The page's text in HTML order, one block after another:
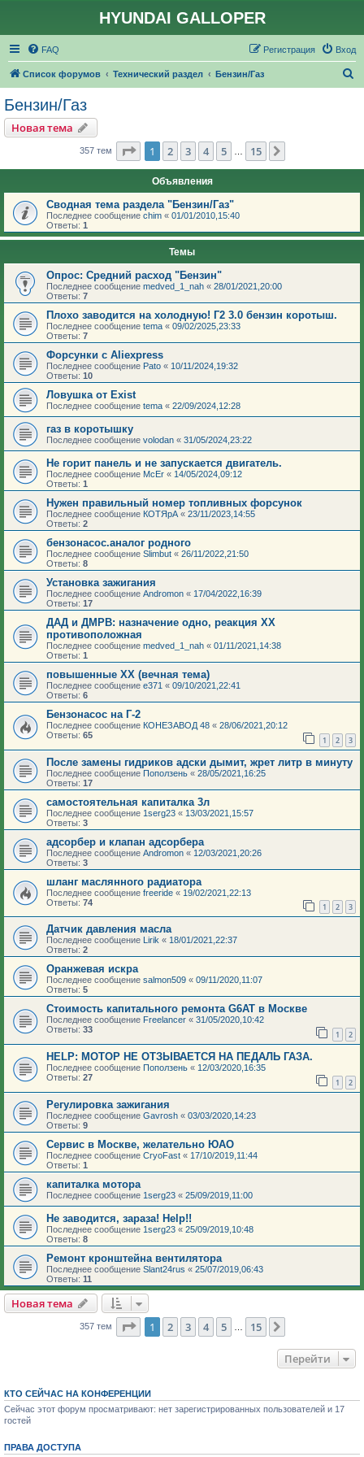
HYUNDAI GALLOPER
FAQ Вход
Регистрация
Список форумов Технический раздел Бензин/Газ
Бензин/Газ
Новая тема
357 тем Страница из 15
1 2 3 4 5 15
Объявления
Сводная тема раздела "Бензин/Газ"
Последнее сообщение chim « 01/01/2010,15:40
Ответы: 1
Темы
Опрос: Средний расход "Бензин"
Последнее сообщение medved_1_nah « 28/01/2021,20:00
Ответы: 7
Плохо заводится на холодную! Г2 3.0 бензин коротыш.
Последнее сообщение tema « 09/02/2025,23:33
Ответы: 7
Форсунки с Aliexpress
Последнее сообщение Pato « 10/11/2024,19:32
Ответы: 10
Ловушка от Exist
Последнее сообщение tema « 22/09/2024,12:28
газ в коротышку
Последнее сообщение volodan « 31/05/2024,23:22
Не горит панель и не запускается двигатель.
Последнее сообщение McEr « 14/05/2024,09:12
Ответы: 1
Нужен правильный номер топливных форсунок
Последнее сообщение КОТЯрА « 23/11/2023,14:55
Ответы: 2
бензонасос.аналог родного
Последнее сообщение Slimbut « 26/11/2022,21:50
Ответы: 8
Установка зажигания
Последнее сообщение Andromon « 17/04/2022,16:39
Ответы: 17
ДАД и ДМРВ: назначение одно, реакция ХХ
противоположная
Последнее сообщение medved_1_nah « 01/11/2021,14:38
Ответы: 1
повышенные ХХ (вечная тема)
Последнее сообщение e371 « 09/10/2021,22:41
Ответы: 6
Бензонасос на Г-2
Последнее сообщение КОНЕЗАВОД 48 « 28/06/2021,20:12
Ответы: 65 1 2 3
После замены гидриков адски дымит, жрет литр в минуту
Последнее сообщение Поползень « 28/05/2021,16:25
Ответы: 17
самостоятельная капиталка 3л
Последнее сообщение 1serg23 « 13/03/2021,15:57
Ответы: 3
адсорбер и клапан адсорбера
Последнее сообщение Andromon « 12/03/2021,20:26
Ответы: 3
шланг маслянного радиатора
Последнее сообщение freeride « 19/02/2021,22:13
Ответы: 74 1 2 3
Датчик давления масла
Последнее сообщение Lirik « 18/01/2021,22:37
Ответы: 2
Оранжевая искра
Последнее сообщение salmon509 « 09/11/2020,11:07
Ответы: 5
Стоимость капитального ремонта G6AT в Москве
Последнее сообщение Freelancer « 31/05/2020,10:42
Ответы: 33 1 2
HELP: МОТОР НЕ ОТЗЫВАЕТСЯ НА ПЕДАЛЬ ГАЗА.
Последнее сообщение Поползень « 12/03/2020,16:35
Ответы: 27 1 2
Регулировка зажигания
Последнее сообщение Gavrosh « 03/03/2020,14:23
Ответы: 9
Сервис в Москве, желательно ЮАО
Последнее сообщение CryoFast « 17/10/2019,11:44
Ответы: 1
капиталка мотора
Последнее сообщение 1serg23 « 25/09/2019,11:00
Не заводится, зараза! Help!!
Последнее сообщение 1serg23 « 25/09/2019,10:48
Ответы: 8
Ремонт кронштейна вентилятора
Последнее сообщение Slant24rus « 25/07/2019,06:43
Ответы: 11
Новая тема
357 тем Страница из 15
1 2 3 4 5 15
Перейти
КТО СЕЙЧАС НА КОНФЕРЕНЦИИ
Сейчас этот форум просматривают: нет зарегистрированных пользователей и 17
гостей
ПРАВА ДОСТУПА